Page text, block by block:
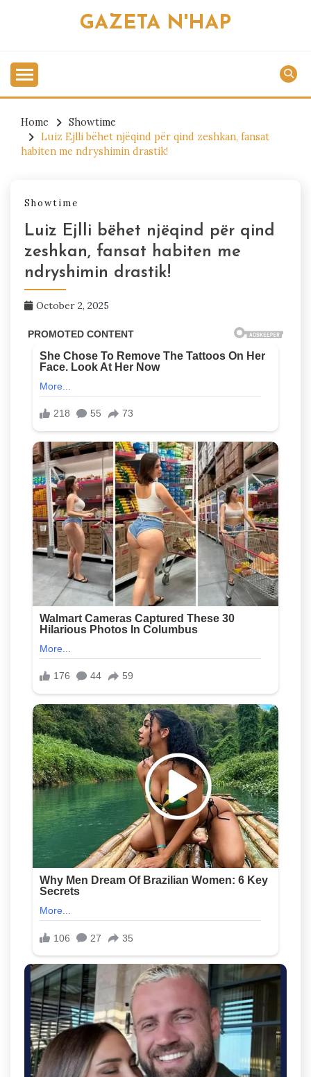
GAZETA N'HAP
Home
Showtime
Luiz Ejlli bëhet njëqind për qind zeshkan, fansat
habiten me ndryshimin drastik!
Showtime
Luiz Ejlli bëhet njëqind për qind
zeshkan, fansat habiten me
ndryshimin drastik!
October 2, 2025